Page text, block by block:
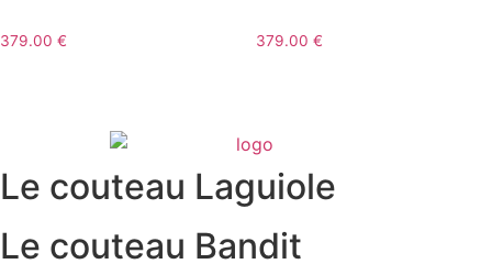
379.00 € 379.00 €
Le couteau Laguiole
Le couteau Bandit